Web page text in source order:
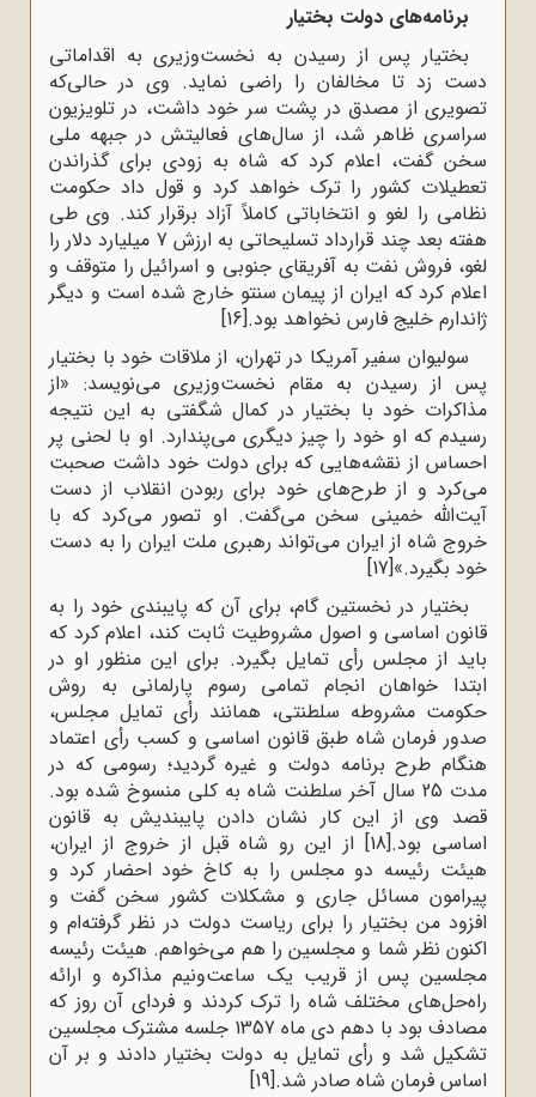
برنامه‌های دولت بختیار
بختیار پس از رسیدن به نخست‌وزیری به اقداماتی
دست زد تا مخالفان را راضی نماید. وی در حالی‌که
تصویری از مصدق در پشت سر خود داشت، در تلویزیون
سراسری ظاهر شد، از سال‌های فعالیتش در جبهه ملی
سخن گفت، اعلام کرد که شاه به زودی برای گذراندن
تعطیلات کشور را ترک خواهد کرد و قول داد حکومت
نظامی را لغو و انتخاباتی کاملاً آزاد برقرار کند. وی طی
هفته بعد چند قرارداد تسلیحاتی به ارزش 7 میلیارد دلار را
لغو، فروش نفت به آفریقای جنوبی و اسرائیل را متوقف و
اعلام کرد که ایران از پیمان سنتو خارج شده است و دیگر
ژاندارم خلیج فارس نخواهد بود.[16]
سولیوان سفیر آمریکا در تهران، از ملاقات خود با بختیار
پس از رسیدن به مقام نخست‌وزیری می‌نویسد: «از
مذاکرات خود با بختیار در کمال شگفتی به این نتیجه
رسیدم که او خود را چیز دیگری می‌پندارد. او با لحنی پر
احساس از نقشه‌هایی که برای دولت خود داشت صحبت
می‌کرد و از طرح‌های خود برای ربودن انقلاب از دست
آیت‌الله خمینی سخن می‌گفت. او تصور می‌کرد که با
خروج شاه از ایران می‌تواند رهبری ملت ایران را به دست
خود بگیرد.»[17]
بختیار در نخستین گام، برای آن که پایبندی خود را به
قانون اساسی و اصول مشروطیت ثابت کند، اعلام کرد که
باید از مجلس رأی تمایل بگیرد. برای این منظور او در
ابتدا خواهان انجام تمامی رسوم پارلمانی به روش
حکومت مشروطه سلطنتی، همانند رأی تمایل مجلس،
صدور فرمان شاه طبق قانون اساسی و کسب رأی اعتماد
هنگام طرح برنامه دولت و غیره گردید؛ رسومی که در
مدت 25 سال آخر سلطنت شاه به کلی منسوخ شده بود.
قصد وی از این کار نشان دادن پایبندیش به قانون
اساسی بود.[18]
از این رو شاه قبل از خروج از ایران،
هیئت رئیسه دو مجلس را به کاخ خود احضار کرد و
پیرامون مسائل جاری و مشکلات کشور سخن گفت و
افزود من بختیار را برای ریاست دولت در نظر گرفته‌ام و
اکنون نظر شما و مجلسین را هم می‌خواهم. هیئت رئیسه
مجلسین پس از قریب یک ‌ساعت‌ونیم مذاکره و ارائه
راه‌حل‌های مختلف شاه را ترک کردند و فردای آن روز که
مصادف بود با دهم دی ‌ماه 1357 جلسه مشترک مجلسین
تشکیل شد و رأی تمایل به دولت بختیار دادند و بر آن
اساس فرمان شاه صادر شد.[19]